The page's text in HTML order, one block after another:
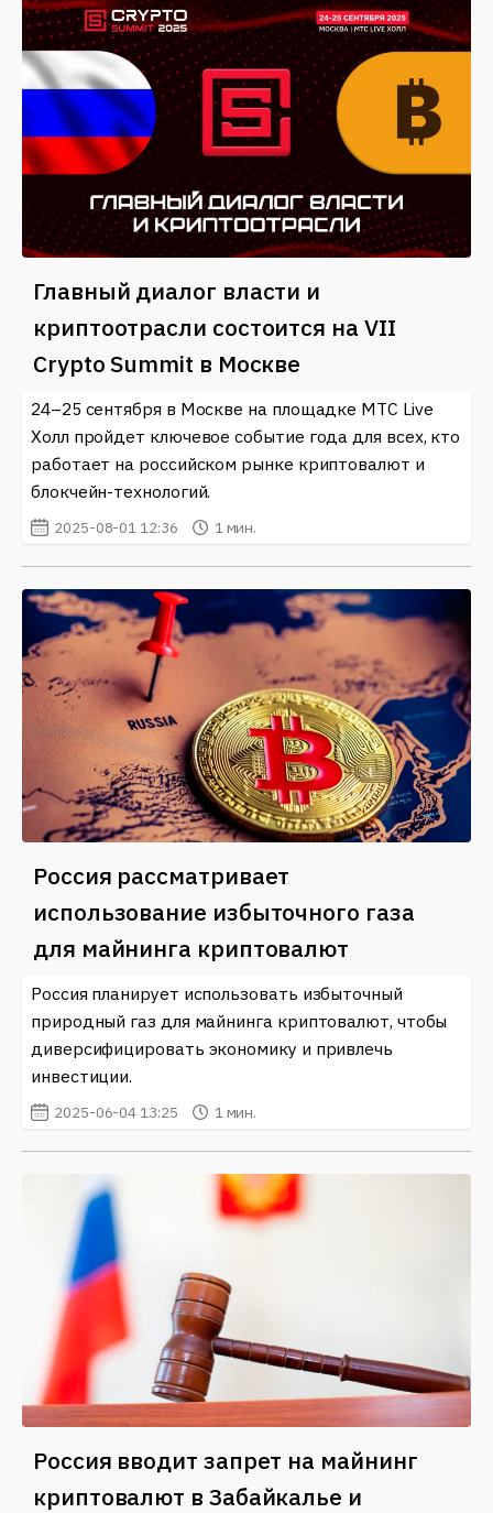
Главный диалог власти и
криптоотрасли состоится на VII
Crypto Summit в Москве
24–25 сентября в Москве на площадке МТС Live
Холл пройдет ключевое событие года для всех, кто
работает на российском рынке криптовалют и
блокчейн-технологий.
2025-08-01 12:36 1 мин.
Россия рассматривает
использование избыточного газа
для майнинга криптовалют
Россия планирует использовать избыточный
природный газ для майнинга криптовалют, чтобы
диверсифицировать экономику и привлечь
инвестиции.
2025-06-04 13:25 1 мин.
Россия вводит запрет на майнинг
криптовалют в Забайкалье и